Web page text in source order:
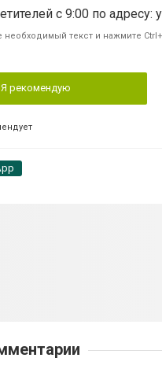
с 9:00 по адресу:
текст и нажмите
Я рекомендую